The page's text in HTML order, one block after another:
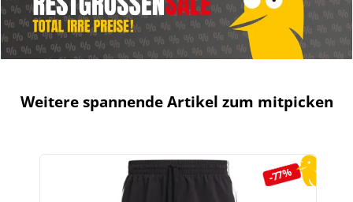
Weitere spannende Artikel zum mitpicken
Produktgalerie überspringen
-77%